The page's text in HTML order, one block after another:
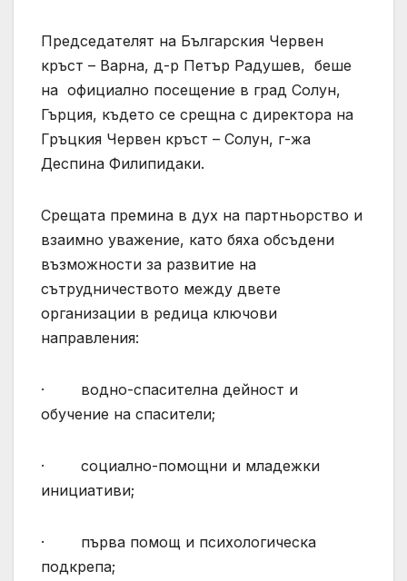
Председателят на Българския Червен
кръст – Варна, д-р Петър Радушев, беше
на официално посещение в град Солун,
Гърция, където се срещна с директора на
Гръцкия Червен кръст – Солун, г-жа
Деспина Филипидаки.
Срещата премина в дух на партньорство и
взаимно уважение, като бяха обсъдени
възможности за развитие на
сътрудничеството между двете
организации в редица ключови
направления:
· водно-спасителна дейност и
обучение на спасители;
· социално-помощни и младежки
инициативи;
· първа помощ и психологическа
подкрепа;